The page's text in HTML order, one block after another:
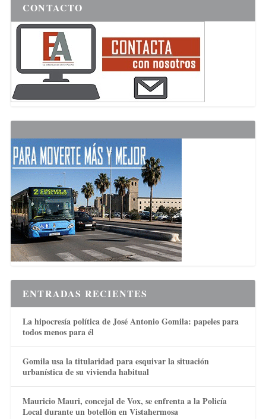
CONTACTO
ENTRADAS RECIENTES
La hipocresía política de José Antonio Gomila: papeles para
todos menos para él
Gomila usa la titularidad para esquivar la situación
urbanística de su vivienda habitual
Mauricio Mauri, concejal de Vox, se enfrenta a la Policía
Local durante un botellón en Vistahermosa